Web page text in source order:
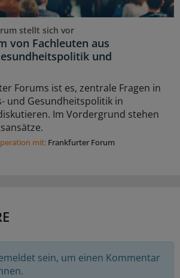
stellt sich vor
von Fachleuten aus
und
Forums ist es, zentrale Fragen in
und Gesundheitspolitik in
Im Vordergrund stehen
mit: Frankfurter Forum
sein, um einen Kommentar